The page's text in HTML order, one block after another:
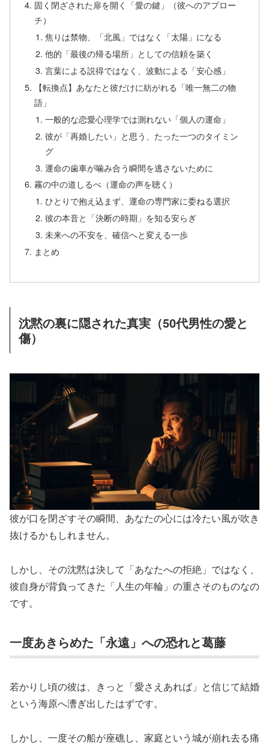
固く閉ざされた扉を開く「愛の鍵」（彼へのアプロー
チ）
焦りは禁物、「北風」ではなく「太陽」になる
他的「最後の帰る場所」としての信頼を築く
言葉による説得ではなく、波動による「安心感」
【転換点】あなたと彼だけに紡がれる「唯一無二の物
語」
一般的な恋愛心理学では測れない「個人の運命」
彼が「再婚したい」と思う、たった一つのタイミン
グ
運命の歯車が噛み合う瞬間を逃さないために
霧の中の道しるべ（運命の声を聴く）
ひとりで抱え込まず、運命の専門家に委ねる選択
彼の本音と「決断の時期」を知る安らぎ
未来への不安を、確信へと変える一歩
まとめ
沈黙の裏に隠された真実（50代男性の愛と
傷）
彼が口を閉ざすその瞬間、あなたの心には冷たい風が吹き
抜けるかもしれません。
しかし、その沈黙は決して「あなたへの拒絶」ではなく、
彼自身が背負ってきた「人生の年輪」の重さそのものなの
です。
一度あきらめた「永遠」への恐れと葛藤
若かりし頃の彼は、きっと「愛さえあれば」と信じて結婚
という海原へ漕ぎ出したはずです。
しかし、一度その船が座礁し、家庭という城が崩れ去る痛